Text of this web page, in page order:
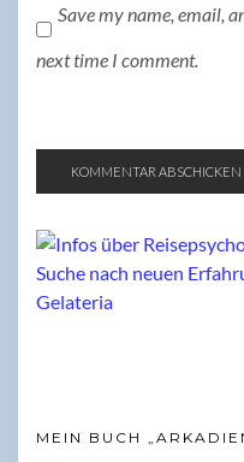
Save my name, email,
next time I comment.
MEIN BUCH